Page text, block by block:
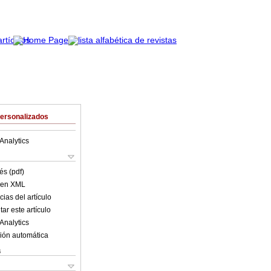
(pdf)
XML
del artículo
este artículo
automática